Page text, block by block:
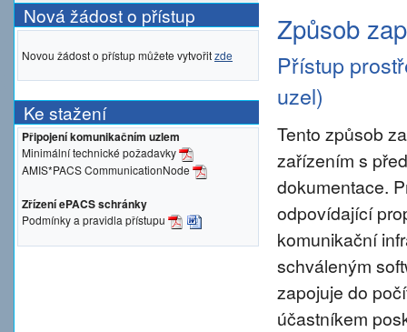
Nová žádost o přístup
Novou žádost o přístup můžete vytvořitzde
Ke stažení
Připojení komunikačním uzlem
Minimální technické požadavky
AMIS*PACS CommunicationNode
Zřízení ePACS schránky
Podmínky a pravidla přístupu
Způsob
Přístup
uzel)
Tento způsob
zařízením s
dokumentace.
odpovídající
komunikační
schváleným
zapojuje do
účastníkem